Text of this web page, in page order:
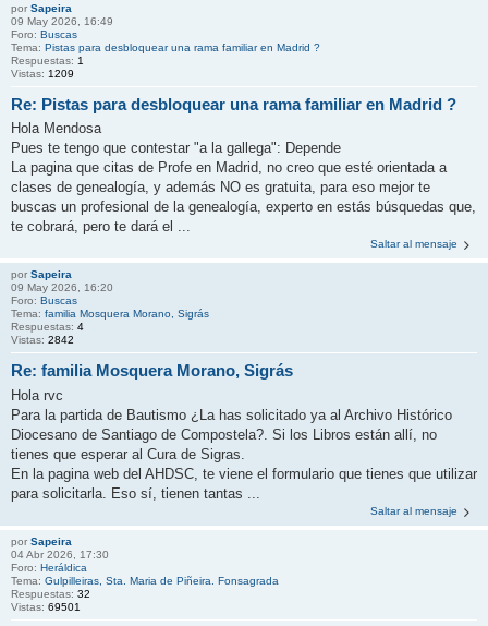
por Sapeira
09 May 2026, 16:49
Foro: Buscas
Tema: Pistas para desbloquear una rama familiar en Madrid ?
Respuestas: 1
Vistas: 1209
Re: Pistas para desbloquear una rama familiar en Madrid ?
Hola Mendosa
Pues te tengo que contestar "a la gallega": Depende
La pagina que citas de Profe en Madrid, no creo que esté orientada a
clases de genealogía, y además NO es gratuita, para eso mejor te
buscas un profesional de la genealogía, experto en estás búsquedas que,
te cobrará, pero te dará el ...
Saltar al mensaje
por Sapeira
09 May 2026, 16:20
Foro: Buscas
Tema: familia Mosquera Morano, Sigrás
Respuestas: 4
Vistas: 2842
Re: familia Mosquera Morano, Sigrás
Hola rvc
Para la partida de Bautismo ¿La has solicitado ya al Archivo Histórico
Diocesano de Santiago de Compostela?. Si los Libros están allí, no
tienes que esperar al Cura de Sigras.
En la pagina web del AHDSC, te viene el formulario que tienes que utilizar
para solicitarla. Eso sí, tienen tantas ...
Saltar al mensaje
por Sapeira
04 Abr 2026, 17:30
Foro: Heráldica
Tema: Gulpilleiras, Sta. Maria de Piñeira. Fonsagrada
Respuestas: 32
Vistas: 69501